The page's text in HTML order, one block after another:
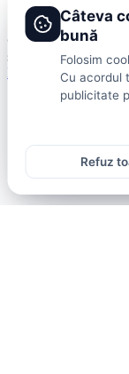
Termeni și
© 2026 DolceSport.
și analize din toate
Fotbal intern Fotbal
Câteva
bună
Folosim
Cu acordul
publicitate
Refuz